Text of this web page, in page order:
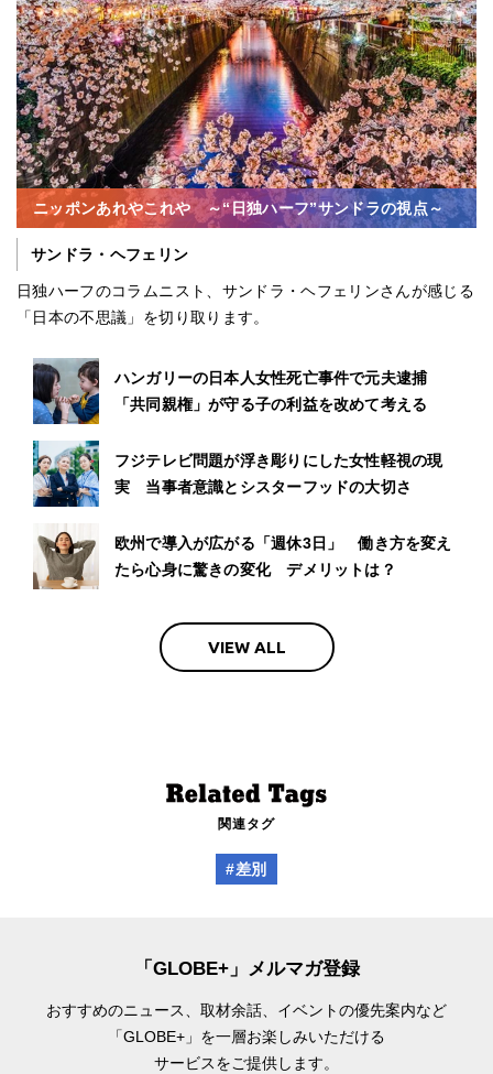
ニッポンあれやこれや ～“日独ハーフ”サンドラの視点～
サンドラ・ヘフェリン
日独ハーフのコラムニスト、サンドラ・ヘフェリンさんが感じる
「日本の不思議」を切り取ります。
ハンガリーの日本人女性死亡事件で元夫逮捕
「共同親権」が守る子の利益を改めて考える
フジテレビ問題が浮き彫りにした女性軽視の現
実 当事者意識とシスターフッドの大切さ
欧州で導入が広がる「週休3日」 働き方を変え
たら心身に驚きの変化 デメリットは？
VIEW ALL
関連タグ
#差別
「GLOBE+」メルマガ登録
おすすめのニュース、取材余話、 イベントの優先案内など
「GLOBE+」を一層お楽しみいただける
サービスをご提供します。